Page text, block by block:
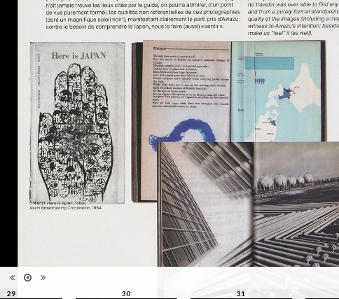
29 30 31
Information
qui ne s'appréhende pas
seulement pour elle-même,
mais se manisfeste en séries,
en collections, regroupées par
le regard du photographe, de
l'artiste, du critique, du
commissaire, du collectionneur
Catégorie
Revues, Journaux
reliure
Broché
Information
images
Couleur, Noir & Blanc
Nombre de
93 pages
Format
29 x 22 cm
Langues
Français, Anglais